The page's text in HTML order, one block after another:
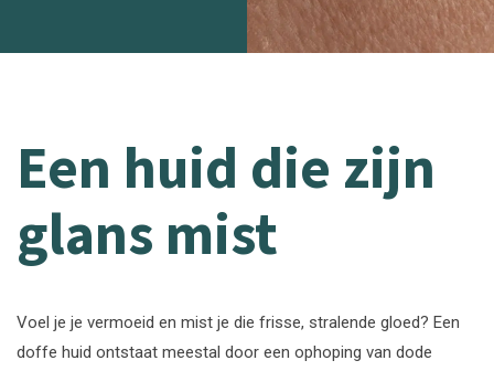
Een huid die zijn
glans mist
Voel je je vermoeid en mist je die frisse, stralende gloed? Een
doffe huid ontstaat meestal door een ophoping van dode